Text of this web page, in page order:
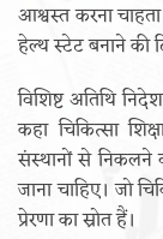
आश्वस्त करना
हेल्थ स्टेट बनाने की
विशिष्ट अतिथि
कहा चिकित्सा
संस्थानों से निकलने
जाना चाहिए। जो
प्रेरणा का स्रोत हैं।